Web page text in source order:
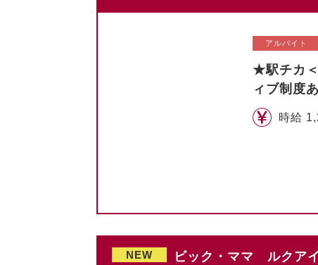
アルバイト
★駅チカ＜
ィブ制度
時給
NEW ビック・ママ ルクア